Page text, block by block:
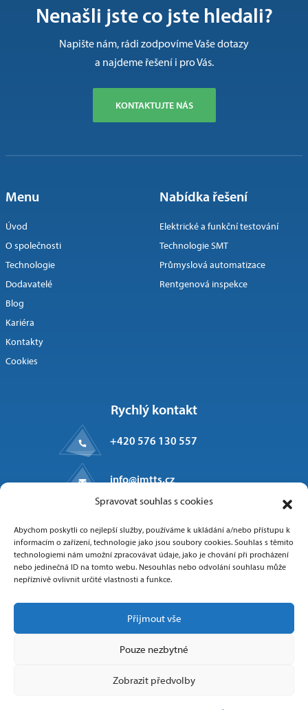
Spravovat souhlas s cookies
Abychom poskytli co nejlepší služby, používáme k ukládání a/nebo přístupu k
informacím o zařízení, technologie jako jsou soubory cookies. Souhlas s těmito
technologiemi nám umožní zpracovávat údaje, jako je chování při procházení
nebo jedinečná ID na tomto webu. Nesouhlas nebo odvolání souhlasu může
nepříznivě ovlivnit určité vlastnosti a funkce.
Přijmout vše
Pouze nezbytné
Zobrazit předvolby
Nenašli jste co jste hledali?
Napište nám, rádi zodpovíme Vaše dotazy
a najdeme řešení i pro Vás.
KONTAKTUJTE NÁS
Menu
Úvod
O společnosti
Technologie
Dodavatelé
Blog
Kariéra
Kontakty
Cookies
Nabídka řešení
Elektrické a funkční testování
Technologie SMT
Průmyslová automatizace
Rentgenová inspekce
Rychlý kontakt
+420 576 130 557
info@imtts.cz
Valašské Meziříčí, 757 01
Sledujte nás